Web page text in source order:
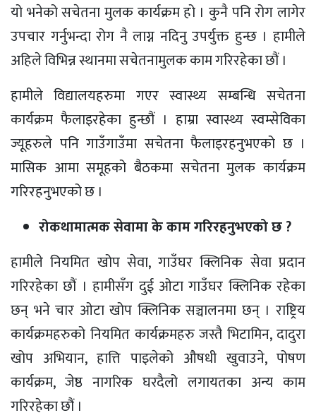
यो भनेको सचेतना मुलक कार्यक्रम हो । कुनै पनि रोग लागेर
उपचार गर्नुभन्दा रोग नै लाग्न नदिनु उपर्युक्त हुन्छ । हामीले
अहिले विभिन्न स्थानमा सचेतनामुलक काम गरिरहेका छौं ।
हामीले विद्यालयहरुमा गएर स्वास्थ्य सम्बन्धि सचेतना
कार्यक्रम फैलाइरहेका हुन्छौं । हाम्रा स्वास्थ्य स्वम्सेविका
ज्यूहरुले पनि गाउँगाउँमा सचेतना फैलाइरहनुभएको छ ।
मासिक आमा समूहको बैठकमा सचेतना मुलक कार्यक्रम
गरिरहनुभएको छ ।
रोकथामात्मक सेवामा के काम गरिरहनुभएको छ ?
हामीले नियमित खोप सेवा, गाउँघर क्लिनिक सेवा प्रदान
गरिरहेका छौं । हामीसँग दुई ओटा गाउँघर क्लिनिक रहेका
छन् भने चार ओटा खोप क्लिनिक सञ्चालनमा छन् । राष्ट्रिय
कार्यक्रमहरुको नियमित कार्यक्रमहरु जस्तै भिटामिन, दादुरा
खोप अभियान, हात्ति पाइलेको औषधी खुवाउने, पोषण
कार्यक्रम, जेष्ठ नागरिक घरदैलो लगायतका अन्य काम
गरिरहेका छौं ।